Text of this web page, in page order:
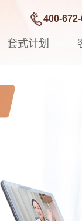
套式计划
400-